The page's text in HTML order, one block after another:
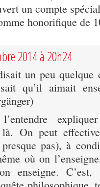
un compte
honorifique de
2014 à 20h24
un peu quelque
qu’il aimait
On peut
pas), à
où on
enseigne.